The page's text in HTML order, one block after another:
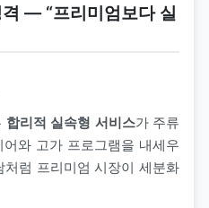
― “프리미엄보다 실
합리적 실속형 서비스가 주류
와 고가 프로그램을 내세우
럼 프리미엄 시장이 세분화